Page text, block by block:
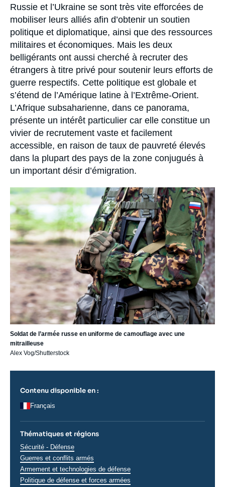
Russie et l’Ukraine se sont très vite efforcées de
mobiliser leurs alliés afin d’obtenir un soutien
politique et diplomatique, ainsi que des ressources
militaires et économiques. Mais les deux
belligérants ont aussi cherché à recruter des
étrangers à titre privé pour soutenir leurs efforts de
guerre respectifs. Cette politique est globale et
s’étend de l’Amérique latine à l’Extrême-Orient.
L’Afrique subsaharienne, dans ce panorama,
présente un intérêt particulier car elle constitue un
vivier de recrutement vaste et facilement
accessible, en raison de taux de pauvreté élevés
dans la plupart des pays de la zone conjugués à
un important désir d’émigration.
Image
principale
Soldat de l’armée russe en uniforme de camouflage avec une
mitrailleuse
Alex Vog/Shutterstock
Contenu disponible en :
Français
Thématiques et régions
Thématiques
analyses
Sécurité - Défense
Guerres et conflits armés
Armement et technologies de défense
Politique de défense et forces armées